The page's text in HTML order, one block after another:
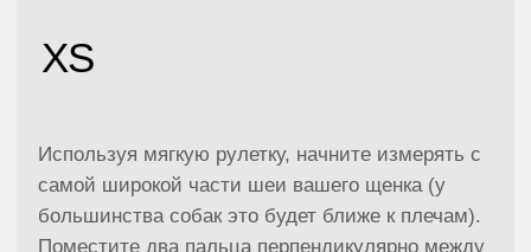
Ошейники и шлейки Поводки